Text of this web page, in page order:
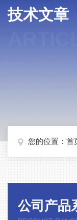
技术文章
您的位置： 首
公司产品